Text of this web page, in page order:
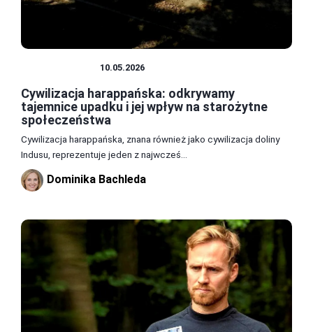
10.05.2026
Cywilizacja harappańska: odkrywamy
tajemnice upadku i jej wpływ na starożytne
społeczeństwa
Cywilizacja harappańska, znana również jako cywilizacja doliny
Indusu, reprezentuje jeden z najwcześ...
Dominika Bachleda